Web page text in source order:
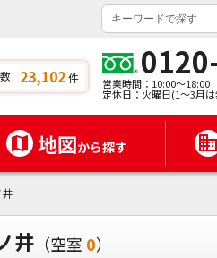
23,102件 営業時間：10:00～18:00
定休日：火曜日(1～3月
地図から探す
井 （空室 0）